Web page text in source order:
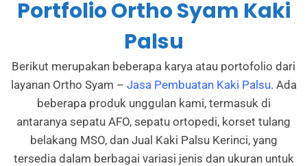
Portfolio Ortho Syam Kaki
Palsu
Berikut merupakan beberapa karya atau portofolio dari
layanan Ortho Syam – Jasa Pembuatan Kaki Palsu. Ada
beberapa produk unggulan kami, termasuk di
antaranya sepatu AFO, sepatu ortopedi, korset tulang
belakang MSO, dan Jual Kaki Palsu Kerinci, yang
tersedia dalam berbagai variasi jenis dan ukuran untuk